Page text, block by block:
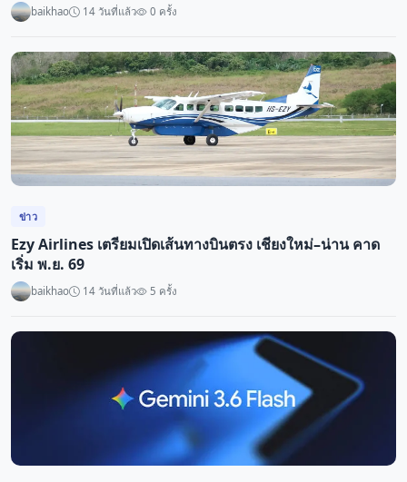
baikhao 14 วันที่แล้ว 0 ครั้ง
ข่าว
Ezy Airlines เตรียมเปิดเส้นทางบินตรง เชียงใหม่–น่าน คาด
เริ่ม พ.ย. 69
baikhao 14 วันที่แล้ว 5 ครั้ง